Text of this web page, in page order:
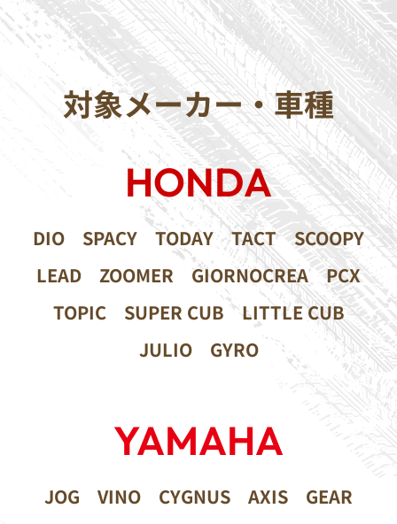
対象メーカー・車種
HONDA
DIO SPACY TODAY TACT
SCOOPY
LEAD
ZOOMER GIORNOCREA
PCX
TOPIC
SUPER CUB
LITTLE CUB
JULIO
GYRO
YAMAHA
JOG VINO CYGNUS AXIS
GEAR